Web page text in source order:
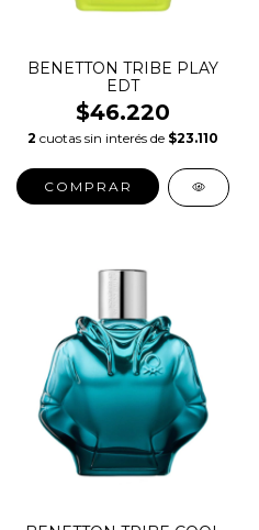
BENETTON TRIBE PLAY
EDT
$46.220
2 cuotas sin interés de $23.110
COMPRAR